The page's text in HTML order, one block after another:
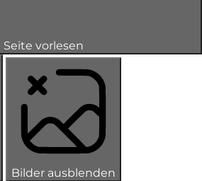
Seite vorlesen
Bilder ausblenden